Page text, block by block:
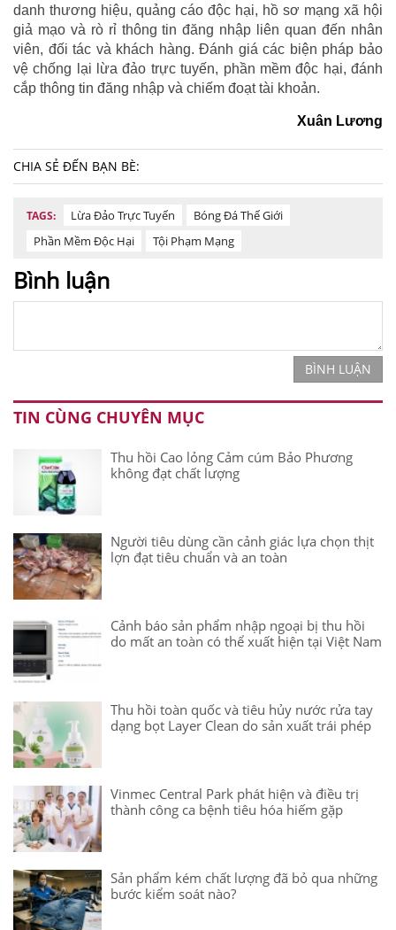
danh thương hiệu, quảng cáo độc hại, hồ sơ mạng xã hội
giả mạo và rò rỉ thông tin đăng nhập liên quan đến nhân
viên, đối tác và khách hàng. Đánh giá các biện pháp bảo
vệ chống lại lừa đảo trực tuyến, phần mềm độc hại, đánh
cắp thông tin đăng nhập và chiếm đoạt tài khoản.
Xuân Lương
CHIA SẺ ĐẾN BẠN BÈ:
TAGS: Lừa Đảo Trực Tuyến
Bóng Đá Thế Giới
Phần Mềm Độc Hại
Tội Phạm Mạng
Bình luận
BÌNH LUẬN
TIN CÙNG CHUYÊN MỤC
Thu hồi Cao lỏng Cảm cúm Bảo Phương
không đạt chất lượng
Người tiêu dùng cần cảnh giác lựa chọn thịt
lợn đạt tiêu chuẩn và an toàn
Cảnh báo sản phẩm nhập ngoại bị thu hồi
do mất an toàn có thể xuất hiện tại Việt Nam
Thu hồi toàn quốc và tiêu hủy nước rửa tay
dạng bọt Layer Clean do sản xuất trái phép
Vinmec Central Park phát hiện và điều trị
thành công ca bệnh tiêu hóa hiếm gặp
Sản phẩm kém chất lượng đã bỏ qua những
bước kiểm soát nào?